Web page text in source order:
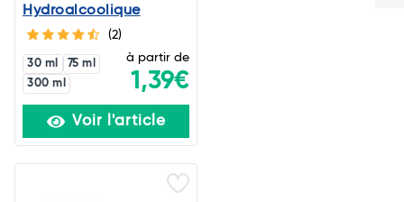
Hydroalcoolique
(2)
30 ml
75 ml
300 ml
à partir de
1,39€
Voir l'article